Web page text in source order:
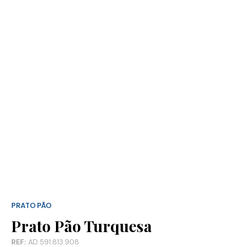
PRATO PÃO
Prato Pão Turquesa
REF: AD.591.813.908